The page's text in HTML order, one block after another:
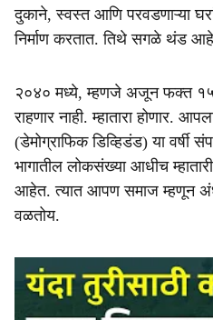
दुकाने, स्वस्त आणि परवडणाऱ्या
निर्माण करतात. तिथे सगळे थंड
२०४० मध्ये, म्हणजे अजून फक्त १५
राहणार नाही. म्हातारा होणार.
(डेमोग्राफिक डिव्हिडंड) या वर्षी
भागातील लोकसंख्या आधीच
आहेत. त्यात आपण समाज म्हणून
वळतोय.